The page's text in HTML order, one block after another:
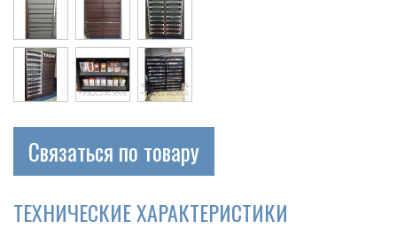
Связаться по товару
ТЕХНИЧЕСКИЕ ХАРАКТЕРИСТИКИ